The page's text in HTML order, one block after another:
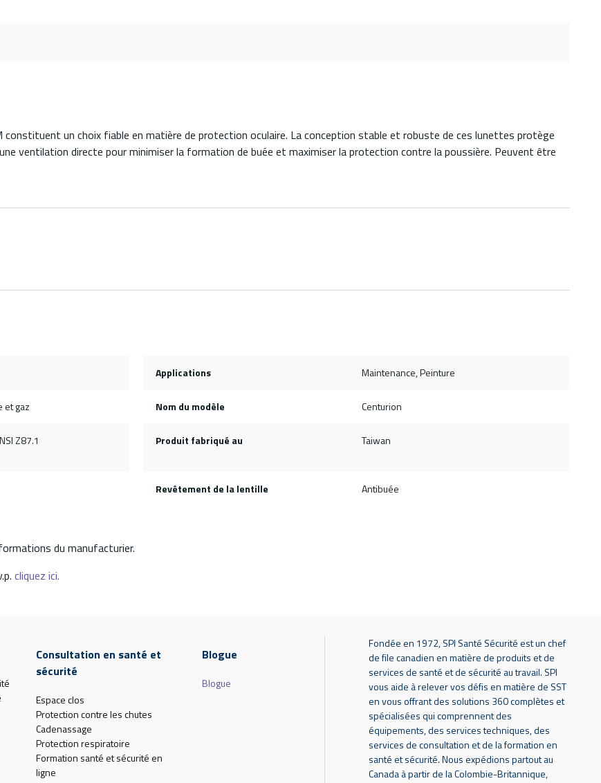
un choix fiable en matière de protection oculaire. La conception stable et robuste de ces lunettes protège
ventilation directe pour minimiser la formation de buée et maximiser la protection contre la poussière. Peuvent être
Applications Maintenance, Peinture
et gaz Nom du modèle Centurion
Z87.1 Produit fabriqué au Taiwan
Revêtement de la lentille Antibuée
du manufacturier.
cliquez ici.
Consultation en santé et
sécurité
Espace clos
Protection contre les chutes
Cadenassage
Protection respiratoire
Formation santé et sécurité en
ligne
Blogue
Blogue
Fondée en 1972, SPI Santé Sécurité est un chef
de file canadien en matière de produits et de
services de santé et de sécurité au travail. SPI
vous aide à relever vos défis en matière de SST
en vous offrant des solutions 360 complètes et
spécialisées qui comprennent des
équipements, des services techniques, des
services de consultation et de la formation en
santé et sécurité. Nous expédions partout au
Canada à partir de la Colombie-Britannique,